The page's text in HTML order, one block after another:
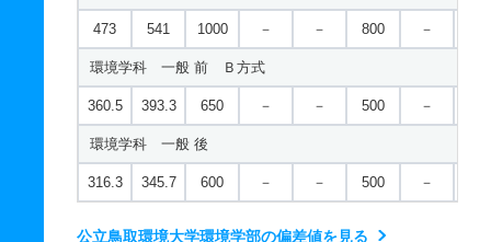
473 541 1000 － － 800 －
環境学科 一般 前 Ｂ方式
360.5 393.3 650 － － 500 －
環境学科 一般 後
316.3 345.7 600 － － 500 －
公立鳥取環境大学環境学部の偏差値を見る